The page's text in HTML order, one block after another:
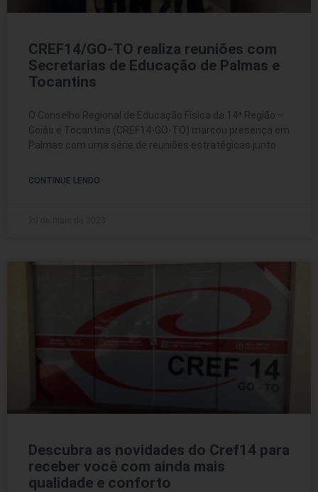
CREF14/GO-TO realiza reuniões com
Secretarias de Educação de Palmas e
Tocantins
O Conselho Regional de Educação Física da 14ª Região –
Goiás e Tocantins (CREF14-GO-TO) marcou presença em
Palmas com uma série de reuniões estratégicas junto
CONTINUE LENDO
Descubra as novidades do Cref14 para
receber você com ainda mais
qualidade e conforto